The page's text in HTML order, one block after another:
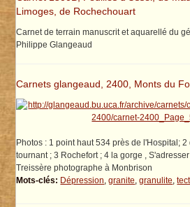
Limoges, de Rochechouart
Carnet de terrain manuscrit et aquarellé du
Philippe Glangeaud
Carnets glangeaud, 2400, Monts du
Photos : 1 point haut 534 près de l'Hospital; 2
tournant ; 3 Rochefort ; 4 la gorge ,
Treissère photographe à Monbrison
Mots-clés: Dépression,granite,granulite,